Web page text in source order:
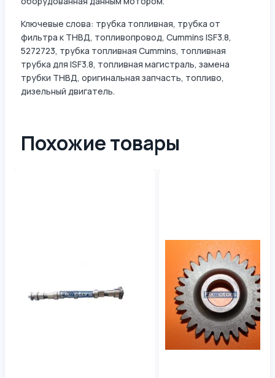
Ключевые слова: трубка топливная, трубка от
фильтра к ТНВД, топливопровод, Cummins ISF3.8,
5272723, трубка топливная Cummins, топливная
трубка для ISF3.8, топливная магистраль, замена
трубки ТНВД, оригинальная запчасть, топливо,
дизельный двигатель.
Похожие товары